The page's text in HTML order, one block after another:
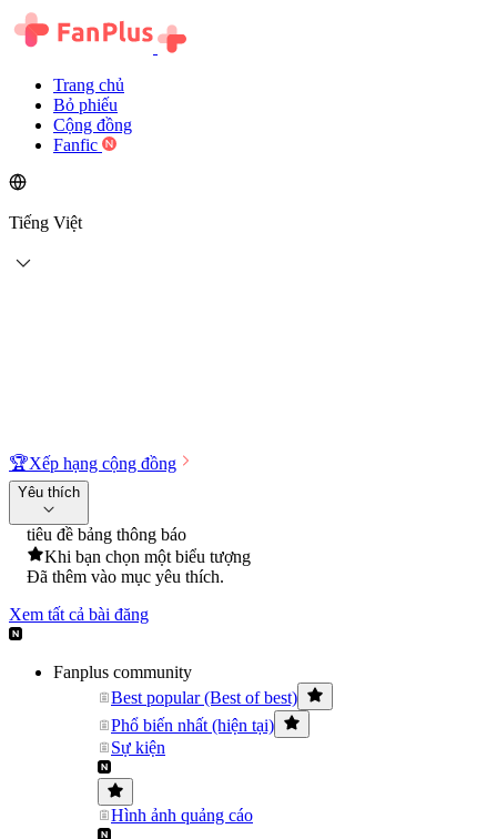
Trang chủ
Bỏ phiếu
Cộng đồng
Fanfic
Tiếng Việt
🏆Xếp hạng cộng đồng
Yêu thích
tiêu đề bảng thông báo
Khi bạn chọn một biểu tượng
Đã thêm vào mục yêu thích.
Xem tất cả bài đăng
Fanplus community
Best popular (Best of best)
Phổ biến nhất (hiện tại)
Sự kiện
Hình ảnh quảng cáo